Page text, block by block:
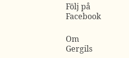
Följ på
Facebook
Om
Gergils